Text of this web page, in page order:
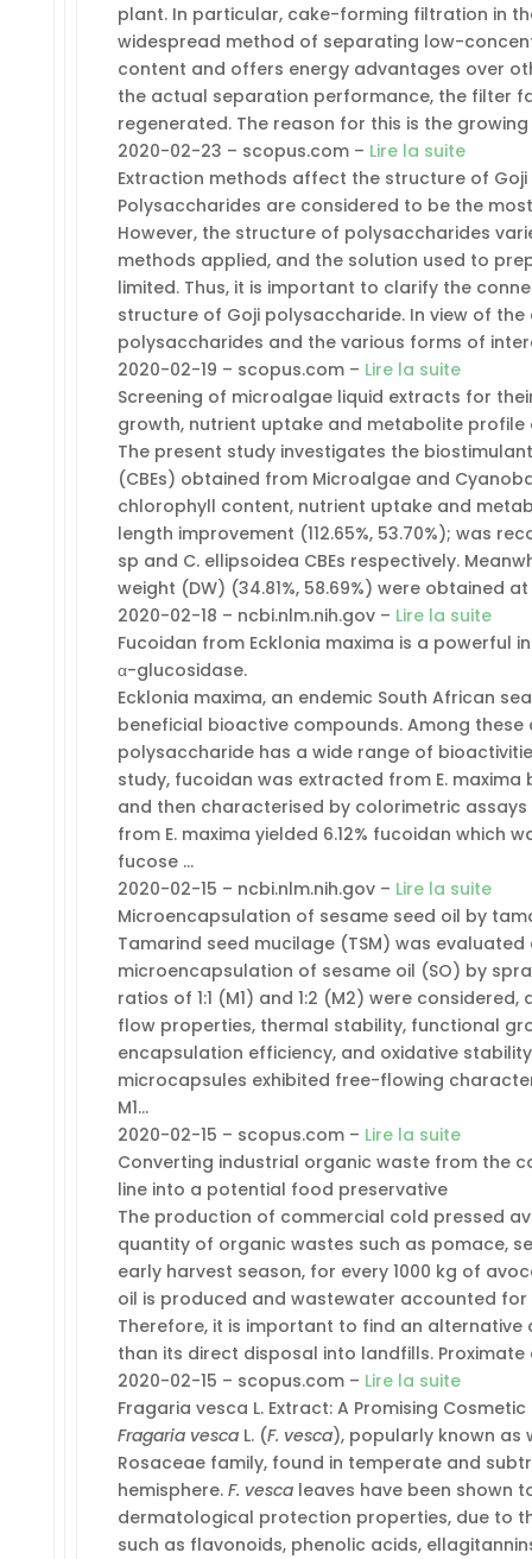
plant. In particular, cake-forming filtration in
widespread method of separating low-
content and offers energy advantages over
the actual separation performance, the filter
regenerated. The reason for this is the
2020-02-23 – scopus.com – Lire la suite
Extraction methods affect the structure of
Polysaccharides are considered to be the
However, the structure of polysaccharides
methods applied, and the solution used to
limited. Thus, it is important to clarify the
structure of Goji polysaccharide. In view of
polysaccharides and the various forms of
2020-02-19 – scopus.com – Lire la suite
Screening of microalgae liquid extracts for
growth, nutrient uptake and metabolite profile
The present study investigates the
(CBEs) obtained from Microalgae and
chlorophyll content, nutrient uptake and
length improvement (112.65%, 53.70%); was
sp and C. ellipsoidea CBEs respectively.
weight (DW) (34.81%, 58.69%) were obtained
2020-02-18 – ncbi.nlm.nih.gov – Lire la suite
Fucoidan from Ecklonia maxima is a powerful
α-glucosidase.
Ecklonia maxima, an endemic South African
beneficial bioactive compounds. Among
polysaccharide has a wide range of
study, fucoidan was extracted from E.
and then characterised by colorimetric
from E. maxima yielded 6.12% fucoidan which
fucose …
2020-02-15 – ncbi.nlm.nih.gov – Lire la suite
Microencapsulation of sesame seed oil by
Tamarind seed mucilage (TSM) was
microencapsulation of sesame oil (SO) by
ratios of 1:1 (M1) and 1:2 (M2) were
flow properties, thermal stability, functional
encapsulation efficiency, and oxidative
microcapsules exhibited free-flowing
M1…
2020-02-15 – scopus.com – Lire la suite
Converting industrial organic waste from the
line into a potential food preservative
The production of commercial cold pressed
quantity of organic wastes such as pomace,
early harvest season, for every 1000 kg of
oil is produced and wastewater accounted
Therefore, it is important to find an
than its direct disposal into landfills.
2020-02-15 – scopus.com – Lire la suite
Fragaria vesca L. Extract: A Promising
Fragaria vescaL. (F. vesca), popularly known as
Rosaceae family, found in temperate and
hemisphere. F. vescaleaves have been shown
dermatological protection properties, due to
such as flavonoids, phenolic acids,